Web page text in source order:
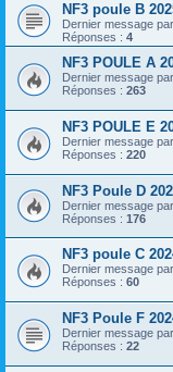
NF3 poule B
Dernier message par
Réponses : 4
NF3 POULE A
Dernier message par
Réponses : 263
NF3 POULE E
Dernier message par
Réponses : 220
NF3 Poule D
Dernier message par
Réponses : 176
NF3 poule C
Dernier message par
Réponses : 60
NF3 Poule F
Dernier message par
Réponses : 22